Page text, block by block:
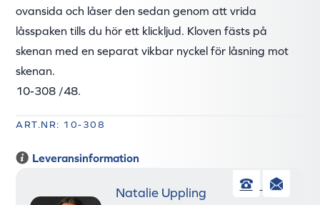
ovansida och låser den sedan genom att vrida
låsspaken tills du hör ett klickljud. Kloven fästs på
skenan med en separat vikbar nyckel för låsning mot
skenan.
10-308 /48.
ART.NR: 10-308
Leveransinformation
Telefon
Natalie Uppling